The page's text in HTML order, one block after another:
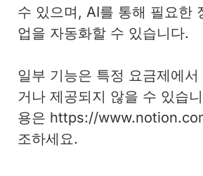
수 있으며, AI를 통해 필요한
업을 자동화할 수 있습니다.
일부 기능은 특정 요금제에서
거나 제공되지 않을 수 있습
용은 https://
조하세요.